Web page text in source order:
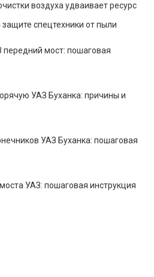
воздуха удваивает ресурс
спецтехники от пыли
мост: пошаговая
УАЗ Буханка: причины и
УАЗ Буханка: пошаговая
УАЗ: пошаговая инструкция